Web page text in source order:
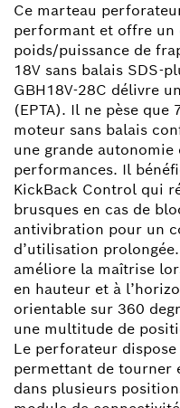
Ce marteau
performant et offre
poids/puissance de
18V sans balais SDS-
GBH18V-28C délivre
(EPTA). Il ne pèse
moteur sans balais
une grande autonomie
performances. Il
KickBack Control qui
brusques en cas de
antivibration pour un
d’utilisation
améliore la maîtrise
en hauteur et à
orientable sur 360
une multitude de
Le perforateur
permettant de tourner
dans plusieurs